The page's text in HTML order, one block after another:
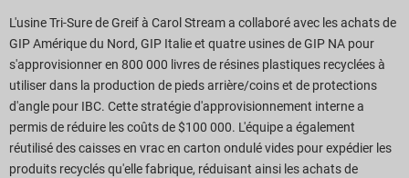
L'usine Tri-Sure de Greif à Carol Stream a collaboré avec les achats de
GIP Amérique du Nord, GIP Italie et quatre usines de GIP NA pour
s'approvisionner en 800 000 livres de résines plastiques recyclées à
utiliser dans la production de pieds arrière/coins et de protections
d'angle pour IBC. Cette stratégie d'approvisionnement interne a
permis de réduire les coûts de $100 000. L'équipe a également
réutilisé des caisses en vrac en carton ondulé vides pour expédier les
produits recyclés qu'elle fabrique, réduisant ainsi les achats de